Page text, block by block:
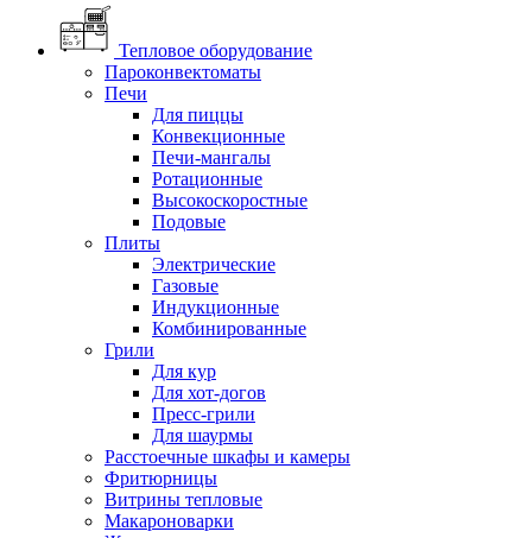
Тепловое оборудование
Пароконвектоматы
Печи
Для пиццы
Конвекционные
Печи-мангалы
Ротационные
Высокоскоростные
Подовые
Плиты
Электрические
Газовые
Индукционные
Комбинированные
Грили
Для кур
Для хот-догов
Пресс-грили
Для шаурмы
Расстоечные шкафы и камеры
Фритюрницы
Витрины тепловые
Макароноварки